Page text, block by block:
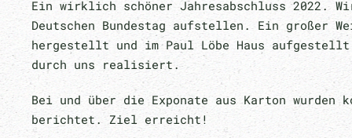
Ein wirklich schöner Jahresabschluss 2022.
Deutschen Bundestag aufstellen. Ein großer
hergestellt und im Paul Löbe Haus
durch uns realisiert.
Bei und über die Exponate aus Karton
berichtet. Ziel erreicht!